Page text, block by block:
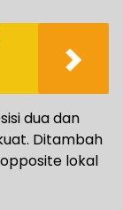
dua dan
Ditambah
lokal